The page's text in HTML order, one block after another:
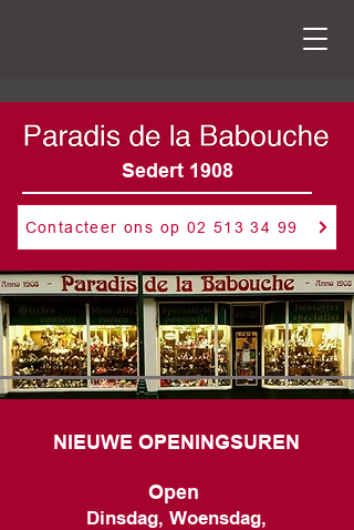
Sedert 1908
Contacteer ons op 02 513 34 99
NIEUWE OPENINGSUREN
Open
Dinsdag, Woensdag,